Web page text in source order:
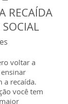
RECAÍDA
SOCIAL
voltar a
a recaída.
você tem